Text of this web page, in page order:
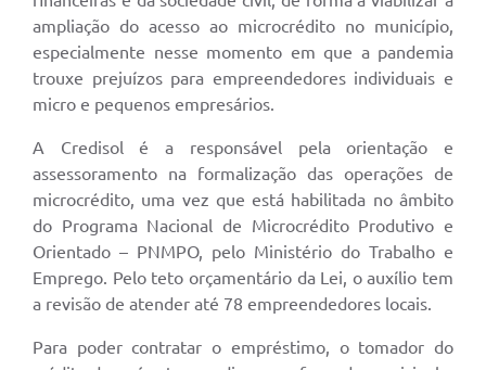
ampliação do acesso ao microcrédito no município,
especialmente nesse momento em que a pandemia
trouxe prejuízos para empreendedores individuais e
micro e pequenos empresários.
A Credisol é a responsável pela orientação e
assessoramento na formalização das operações de
microcrédito, uma vez que está habilitada no âmbito
do Programa Nacional de Microcrédito Produtivo e
Orientado – PNMPO, pelo Ministério do Trabalho e
Emprego. Pelo teto orçamentário da Lei, o auxílio tem
a revisão de atender até 78 empreendedores locais.
Para poder contratar o empréstimo, o tomador do